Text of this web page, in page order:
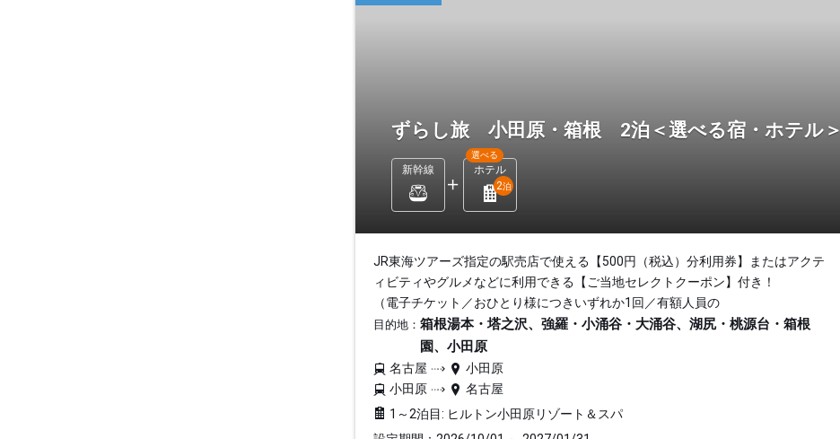
ずらし旅 小田原・箱根 2泊＜選べる宿・ホテル＞
新幹線 ホテル
選べる
2泊
JR東海ツアーズ指定の駅売店で使える【500円（税込）分利用券】またはアクテ
ィビティやグルメなどに利用できる【ご当地セレクトクーポン】付き！
（電子チケット／おひとり様につきいずれか1回／有額人員の
目的地： 箱根湯本・塔之沢、強羅・小涌谷・大涌谷、湖尻・桃源台・箱根
園、小田原
名古屋
小田原
小田原
名古屋
1～2泊目: ヒルトン小田原リゾート＆スパ